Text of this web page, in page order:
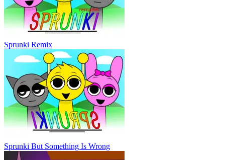
Sprunki Remix
Sprunki But Something Is Wrong